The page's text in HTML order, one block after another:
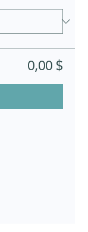
0,00 $